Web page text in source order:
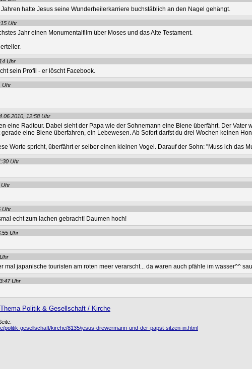
hatte Jesus seine Wunderheilerkarriere buchstäblich an den Nagel gehängt.
Uhr
Jahr einen Monumentalfilm über Moses und das Alte Testament.
Uhr
sein Profil - er löscht Facebook.
Uhr
12:58 Uhr
eine Radtour. Dabei sieht der Papa wie der Sohnemann eine Biene überfährt. Der Vater
eine Biene überfahren, ein Lebewesen. Ab Sofort darfst du drei Wochen keinen
Worte spricht, überfährt er selber einen kleinen Vogel. Darauf der Sohn: "Muss ich das
Uhr
Uhr
Uhr
echt zum lachen gebracht! Daumen hoch!
Uhr
mal japanische touristen am roten meer verarscht... da waren auch pfähle im wasser^^
Uhr
Politik & Gesellschaft / Kirche
politik-gesellschaft/kirche/8135/jesus-drewermann-und-der-papst-sitzen-in.html